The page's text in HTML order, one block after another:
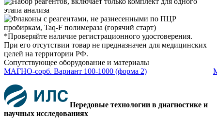
*Проверяйте наличие регистрационного удостоверения.
При его отсутствии товар не предназначен для медицинских
целей на территории РФ.
Сопутствующее оборудование и материалы
МАГНО-сорб. Вариант 100-1000 (форма 2)
Передовые технологии в диагностике и
научных исследованиях